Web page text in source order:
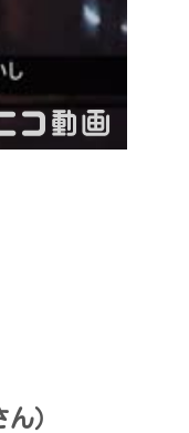
）